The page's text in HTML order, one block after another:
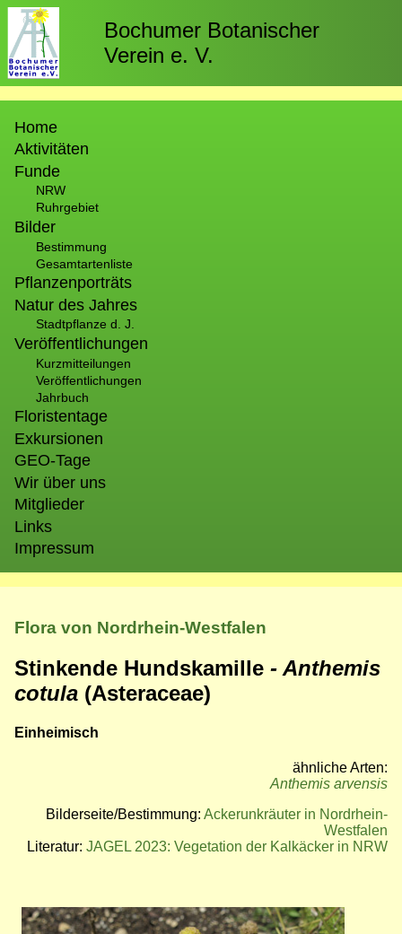
Direkt
zum
Inhalt
Bochumer Botanischer
Verein e. V.
Home
Aktivitäten
Funde
NRW
Ruhrgebiet
Bilder
Bestimmung
Gesamtartenliste
Pflanzenporträts
Natur des Jahres
Stadtpflanze d. J.
Veröffentlichungen
Kurzmitteilungen
Veröffentlichungen
Jahrbuch
Floristentage
Exkursionen
GEO-Tage
Wir über uns
Mitglieder
Links
Impressum
Flora von Nordrhein-Westfalen
Stinkende Hundskamille - Anthemis
cotula (Asteraceae)
Einheimisch
ähnliche Arten:
Anthemis arvensis
Bilderseite/Bestimmung: Ackerunkräuter in Nordrhein-
Westfalen
Literatur: JAGEL 2023: Vegetation der Kalkäcker in NRW
Bild